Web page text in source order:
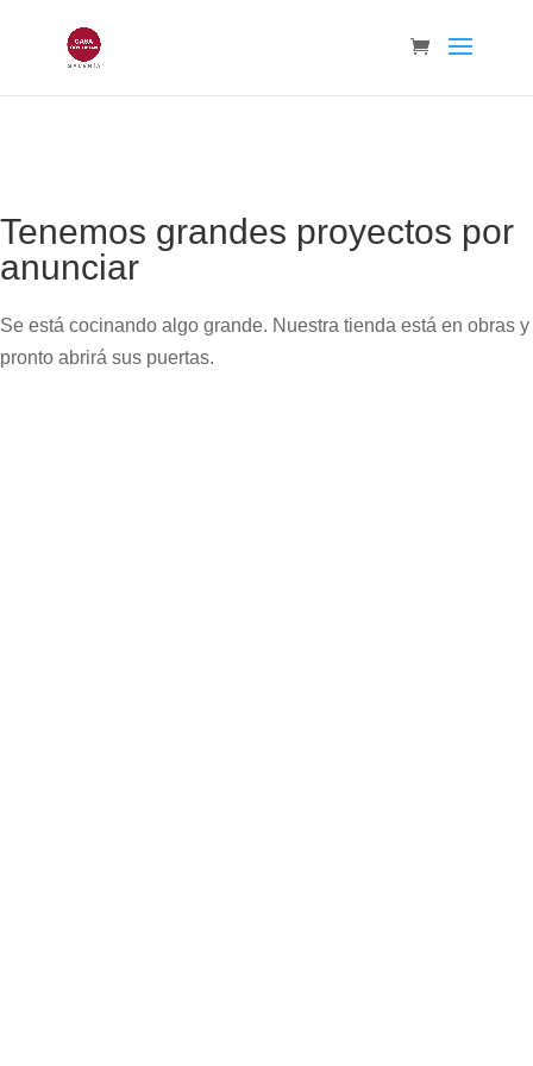
Tenemos grandes proyectos por
anunciar
Se está cocinando algo grande. Nuestra tienda está en obras y
pronto abrirá sus puertas.